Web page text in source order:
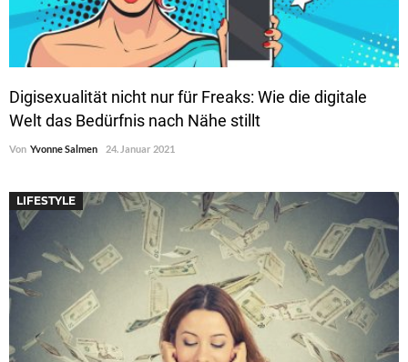
Digisexualität nicht nur für Freaks: Wie die digitale
Welt das Bedürfnis nach Nähe stillt
Von Yvonne Salmen 24. Januar 2021
LIFESTYLE